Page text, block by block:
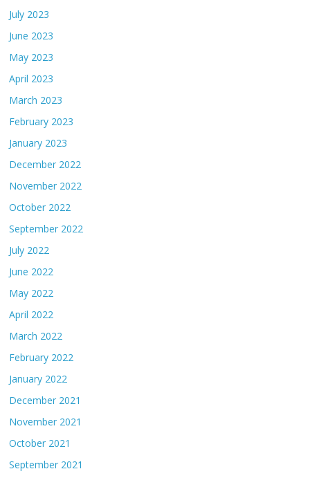
July 2023
June 2023
May 2023
April 2023
March 2023
February 2023
January 2023
December 2022
November 2022
October 2022
September 2022
July 2022
June 2022
May 2022
April 2022
March 2022
February 2022
January 2022
December 2021
November 2021
October 2021
September 2021